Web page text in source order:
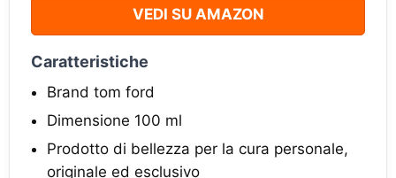
VEDI SU AMAZON
Caratteristiche
Brand tom ford
Dimensione 100 ml
Prodotto di bellezza per la cura personale,
originale ed esclusivo